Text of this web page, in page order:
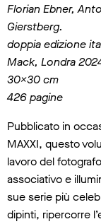
Florian Ebner,
Gierstberg.
doppia edizione
Mack, Londra
30×30 cm
426 pagine
Pubblicato in
MAXXI, questo
lavoro del
associativo e
sue serie più
dipinti, ripercorre